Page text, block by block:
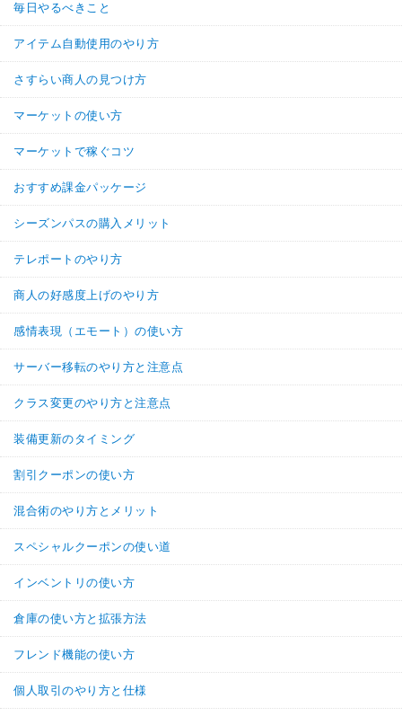
毎日やるべきこと
アイテム自動使用のやり方
さすらい商人の見つけ方
マーケットの使い方
マーケットで稼ぐコツ
おすすめ課金パッケージ
シーズンパスの購入メリット
テレポートのやり方
商人の好感度上げのやり方
感情表現（エモート）の使い方
サーバー移転のやり方と注意点
クラス変更のやり方と注意点
装備更新のタイミング
割引クーポンの使い方
混合術のやり方とメリット
スペシャルクーポンの使い道
インベントリの使い方
倉庫の使い方と拡張方法
フレンド機能の使い方
個人取引のやり方と仕様